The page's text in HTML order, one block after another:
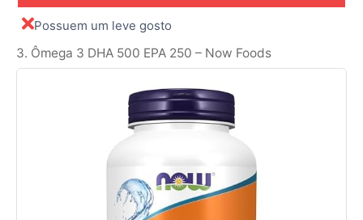
Possuem um leve gosto
3. Ômega 3 DHA 500 EPA 250 – Now Foods